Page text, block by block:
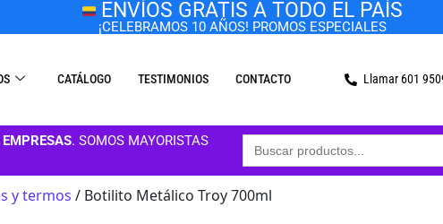
ENVÍOS GRATIS A TODO EL PAÍS
¡CELEBRAMOS 10 AÑOS! PROMOS ESPECIALES
CATÁLOGO TESTIMONIOS CONTACTO Llamar 601
. SOMOS MAYORISTAS Buscar:
y termos / Botilito Metálico Troy 700ml